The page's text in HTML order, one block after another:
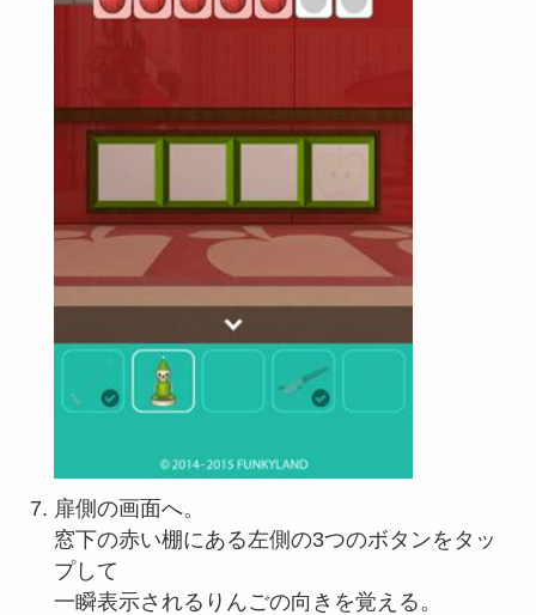
扉側の画面へ。
窓下の赤い棚にある左側の3つのボタンをタッ
プして
一瞬表示されるりんごの向きを覚える。